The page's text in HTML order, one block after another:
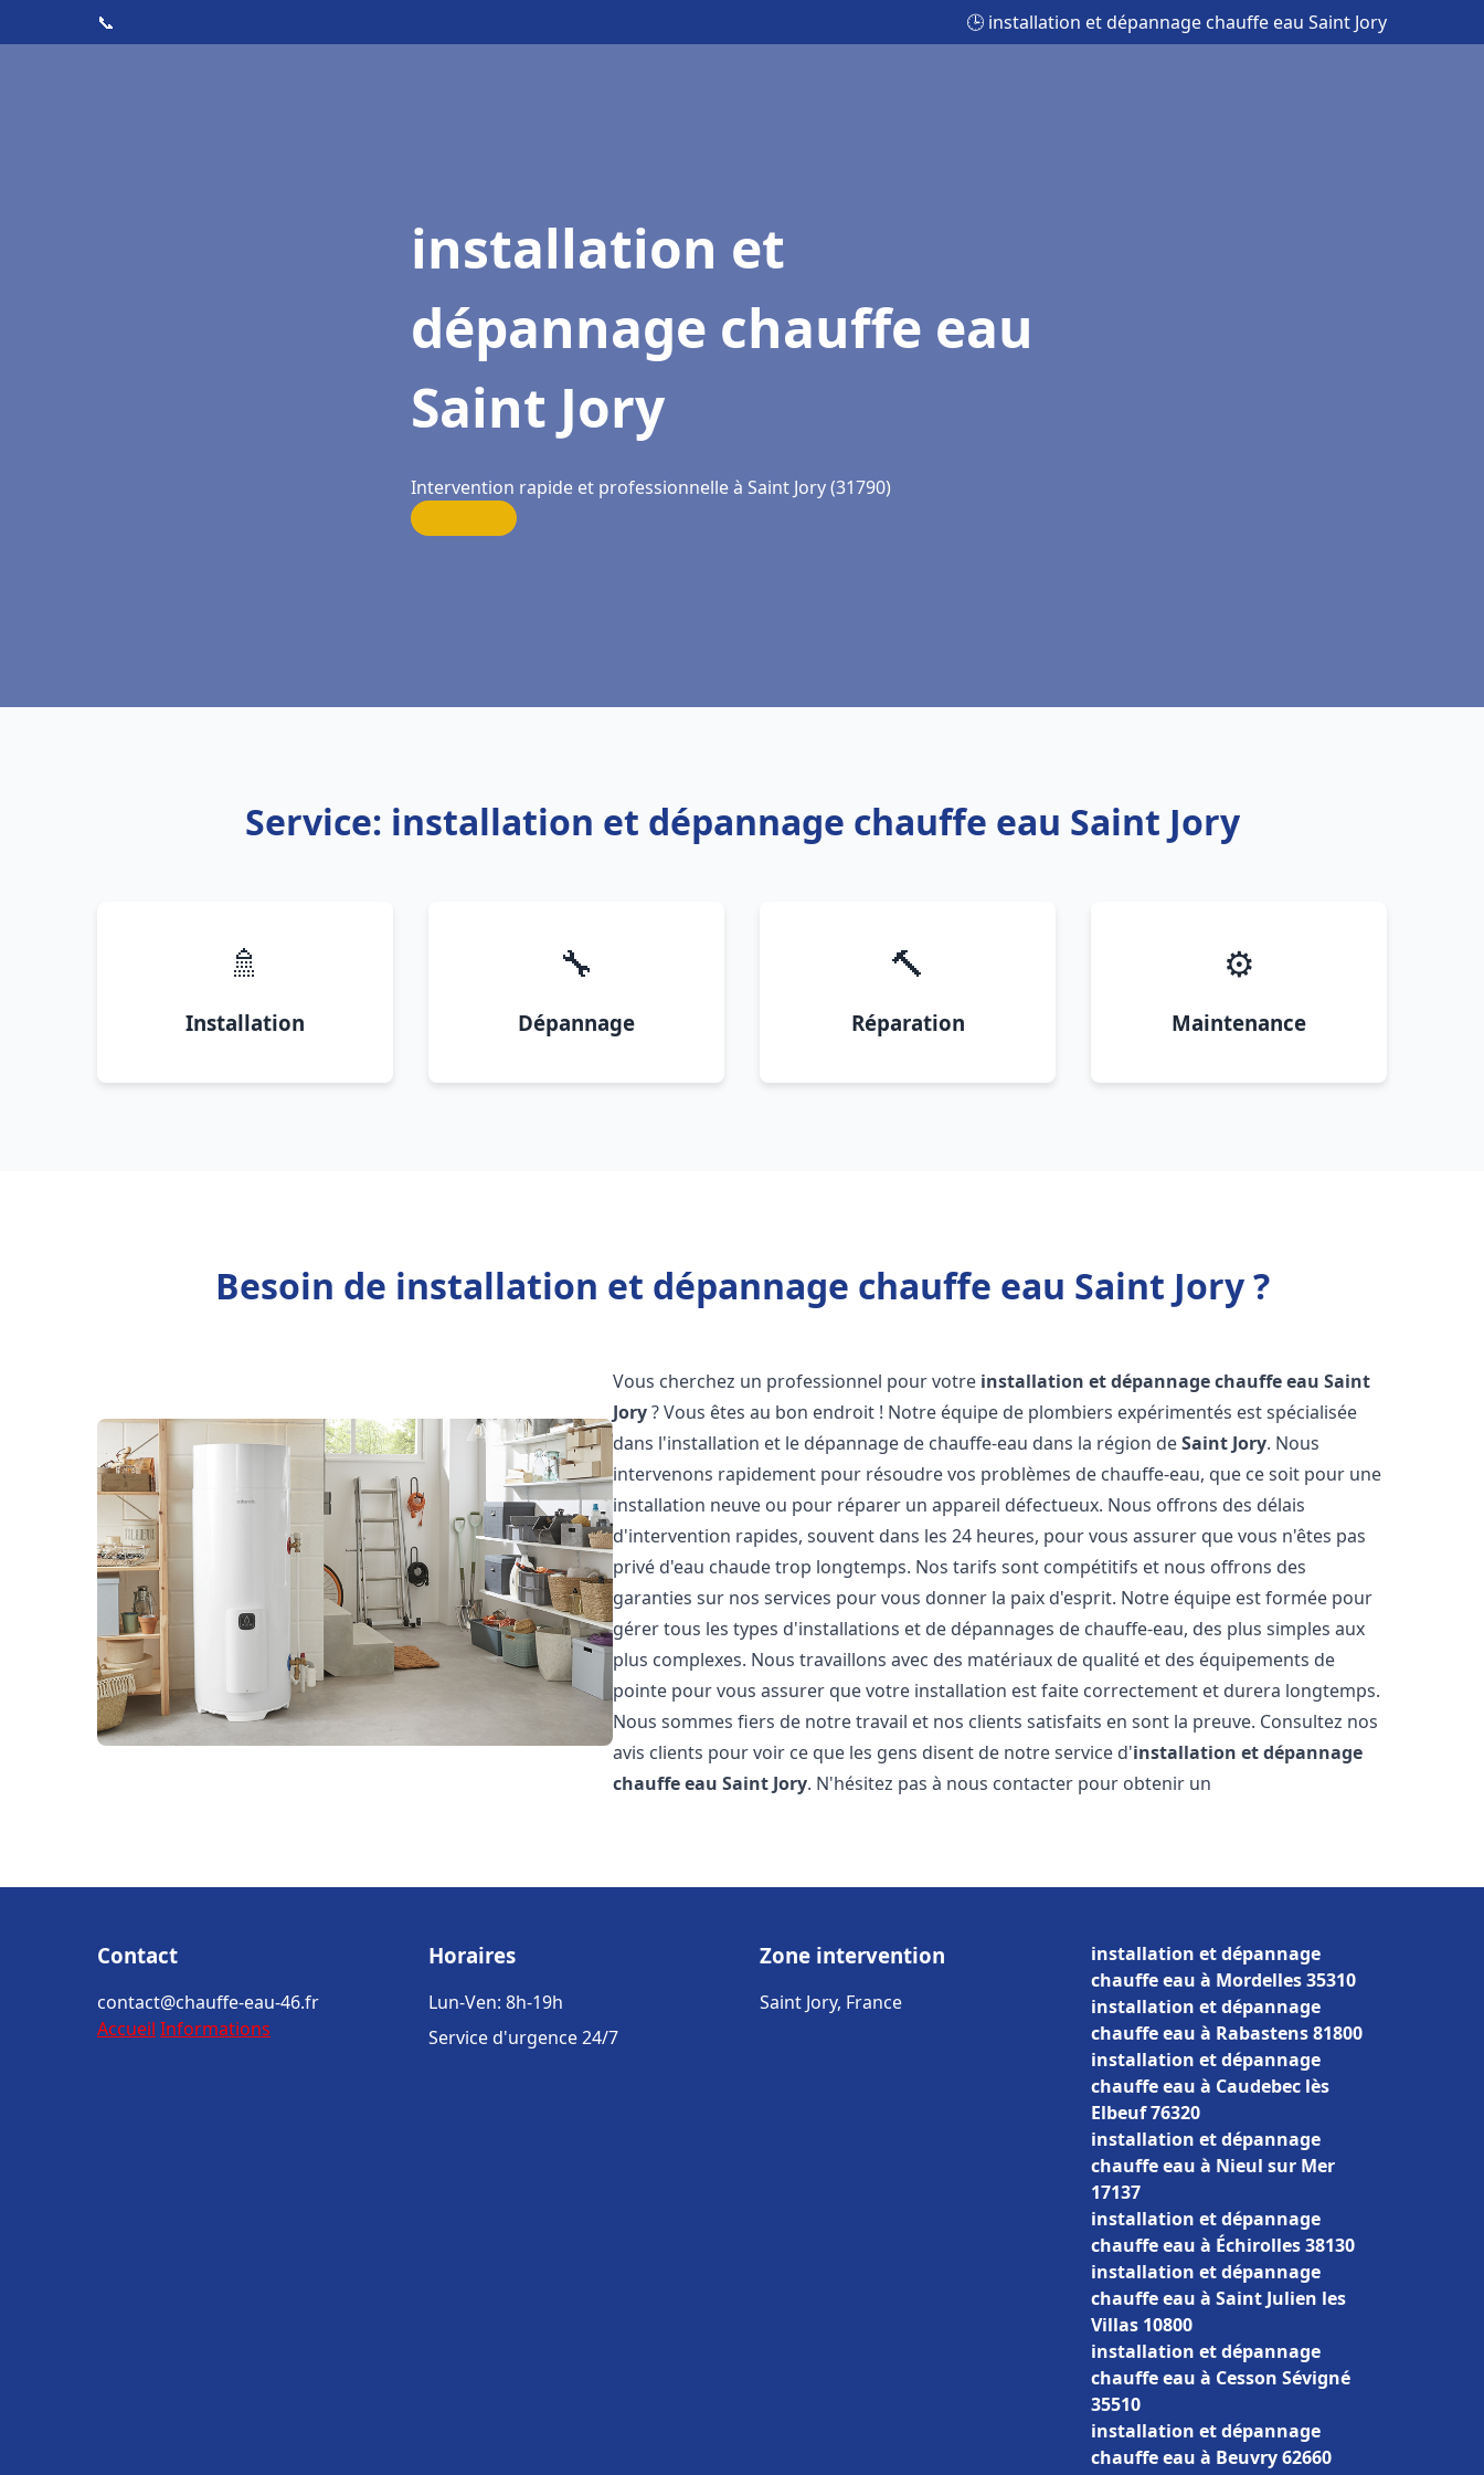
📞 🕒 installation et dépannage chauffe eau Saint Jory
installation et
dépannage chauffe eau
Saint Jory
Intervention rapide et professionnelle à Saint Jory (31790)
Service: installation et dépannage chauffe eau Saint Jory
🚿
Installation
🔧
Dépannage
🔨
Réparation
⚙️
Maintenance
Besoin de installation et dépannage chauffe eau Saint Jory ?
Vous cherchez un professionnel pour votre installation et dépannage chauffe eau Saint
Jory? Vous êtes au bon endroit ! Notre équipe de plombiers expérimentés est spécialisée
dans l'installation et le dépannage de chauffe-eau dans la région deSaint Jory. Nous
intervenons rapidement pour résoudre vos problèmes de chauffe-eau, que ce soit pour une
installation neuve ou pour réparer un appareil défectueux. Nous offrons des délais
d'intervention rapides, souvent dans les 24 heures, pour vous assurer que vous n'êtes pas
privé d'eau chaude trop longtemps. Nos tarifs sont compétitifs et nous offrons des
garanties sur nos services pour vous donner la paix d'esprit. Notre équipe est formée pour
gérer tous les types d'installations et de dépannages de chauffe-eau, des plus simples aux
plus complexes. Nous travaillons avec des matériaux de qualité et des équipements de
pointe pour vous assurer que votre installation est faite correctement et durera longtemps.
Nous sommes fiers de notre travail et nos clients satisfaits en sont la preuve. Consultez nos
avis clients pour voir ce que les gens disent de notre service d'installation et dépannage
chauffe eau Saint Jory. N'hésitez pas à nous contacter pour obtenir un
Contact
contact@chauffe-eau-46.fr
Accueil Informations
Horaires
Lun-Ven: 8h-19h
Service d'urgence 24/7
Zone intervention
Saint Jory, France
installation et dépannage
chauffe eau à Mordelles 35310
installation et dépannage
chauffe eau à Rabastens 81800
installation et dépannage
chauffe eau à Caudebec lès
Elbeuf 76320
installation et dépannage
chauffe eau à Nieul sur Mer
17137
installation et dépannage
chauffe eau à Échirolles 38130
installation et dépannage
chauffe eau à Saint Julien les
Villas 10800
installation et dépannage
chauffe eau à Cesson Sévigné
35510
installation et dépannage
chauffe eau à Beuvry 62660